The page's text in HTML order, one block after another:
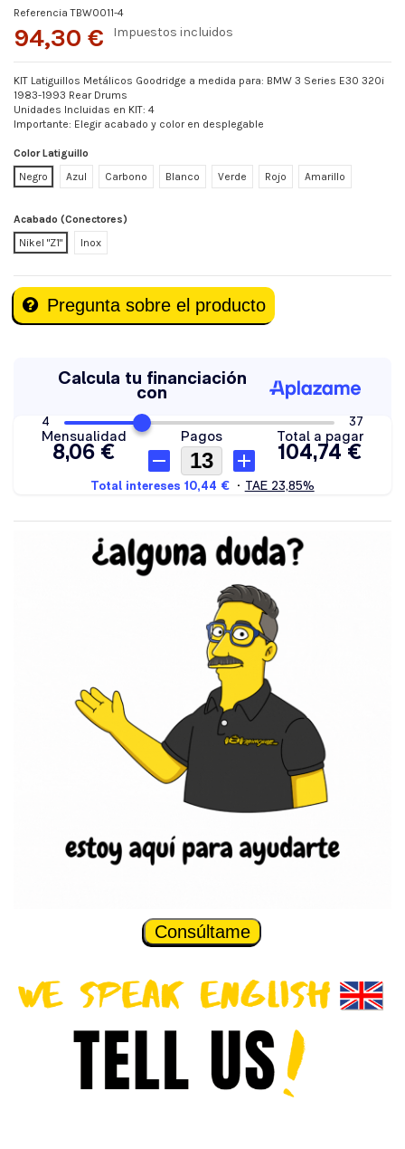
Referencia TBW0011-4
94,30 € Impuestos incluidos
KIT Latiguillos Metálicos Goodridge a medida para: BMW 3 Series E30 320i
1983-1993 Rear Drums
Unidades Incluidas en KIT: 4
Importante: Elegir acabado y color en desplegable
Color Latiguillo
Negro
Azul Carbono Blanco Verde Rojo Amarillo
Acabado (Conectores)
Nikel "Z1"
Inox
Pregunta sobre el producto
Consúltame